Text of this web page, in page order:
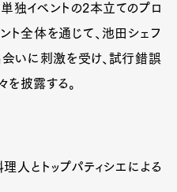
単独イベントの2本立てのプロ
ト全体を通じて、池田シェフ
いに刺激を受け、試行錯誤
披露する。
とトップパティシエによる